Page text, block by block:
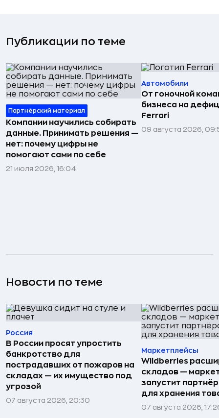
Публикации по теме
Партнёрский материал
Компании научились собирать
данные. Принимать решения —
нет: почему цифры не
помогают сами по себе
21 июля 2026, 16:04
Автомобили
От гоночной
бизнеса на
Ferrari
09 августа 2026,
Новости по теме
Россия
В России просят упростить
банкротство для
пострадавших от пожаров на
складах — их имущество под
угрозой
07 августа 2026, 20:30
Маркетплейсы
Wildberries
складов —
запустит
для хранения
07 августа 2026,